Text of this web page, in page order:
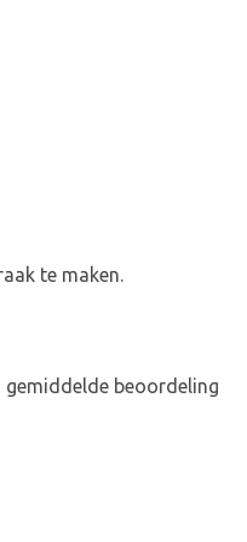
te maken.
gemiddelde beoordeling